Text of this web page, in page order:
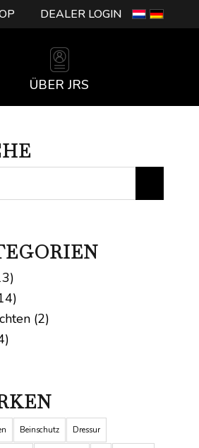
DEALER LOGIN
ÜBER JRS
(2)
Beinschutz Dressur